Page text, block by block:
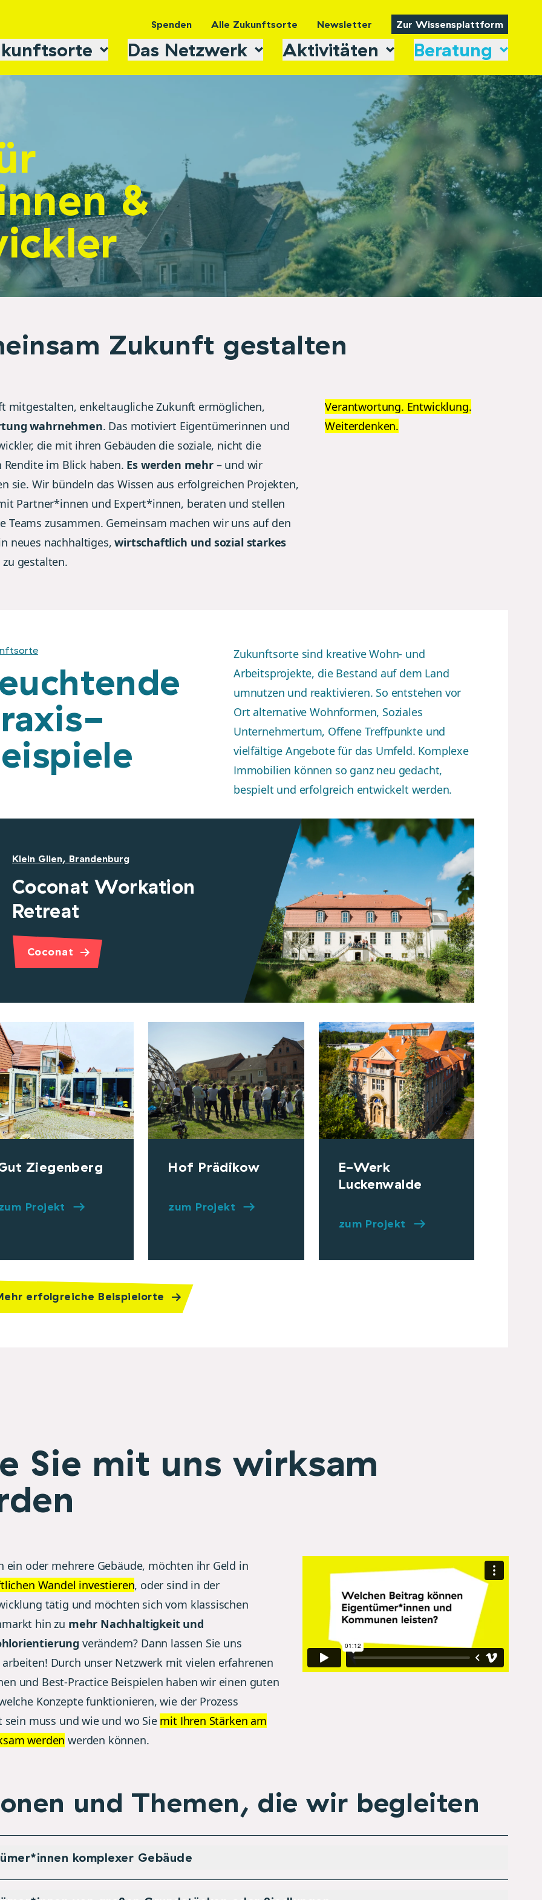
Spenden Alle Zukunftsorte Newsletter Zur Wissensplattform
Das Netzwerk Aktivitäten Beratung
&
Zukunft gestalten
mitgestalten, enkeltaugliche Zukunft ermöglichen,
wahrnehmen. Das motiviert Eigentümerinnen und
die mit ihren Gebäuden die soziale, nicht die
Rendite im Blick haben. Es werden mehr – und wir
sie. Wir bündeln das Wissen aus erfolgreichen Projekten,
Partner*innen und Expert*innen, beraten und stellen
Teams zusammen. Gemeinsam machen wir uns auf den
neues nachhaltiges,wirtschaftlich und sozial starkes
zu gestalten.
Verantwortung. Entwicklung.
Weiterdenken.
Zukunftsorte sind kreative Wohn- und
Arbeitsprojekte, die Bestand auf dem Land
umnutzen und reaktivieren. So entstehen vor
Ort alternative Wohnformen, Soziales
Unternehmertum, Offene Treffpunkte und
vielfältige Angebote für das Umfeld. Komplexe
Immobilien können so ganz neu gedacht,
bespielt und erfolgreich entwickelt werden.
Klein Glien, Brandenburg
Coconat Workation
Retreat
Coconat
Ziegenberg
Projekt
Hof Prädikow
zum Projekt
E-Werk
Luckenwalde
zum Projekt
erfolgreiche Beispielorte
Sie mit uns wirksam
ein oder mehrere Gebäude, möchten ihr Geld in
Wandel investieren, oder sind in der
tätig und möchten sich vom klassischen
hin zu mehr Nachhaltigkeit und
verändern? Dann lassen Sie uns
Durch unser Netzwerk mit vielen erfahrenen
und Best-Practice Beispielen haben wir einen guten
Konzepte funktionieren, wie der Prozess
muss und wie und wo Sie mit Ihren Stärken am
werden werden können.
und Themen, die wir begleiten
komplexer Gebäude